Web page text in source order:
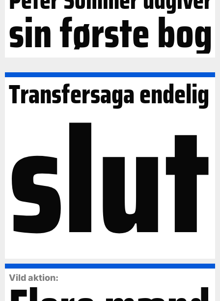
sin første bog
Transfersaga endelig
slut
Vild aktion: